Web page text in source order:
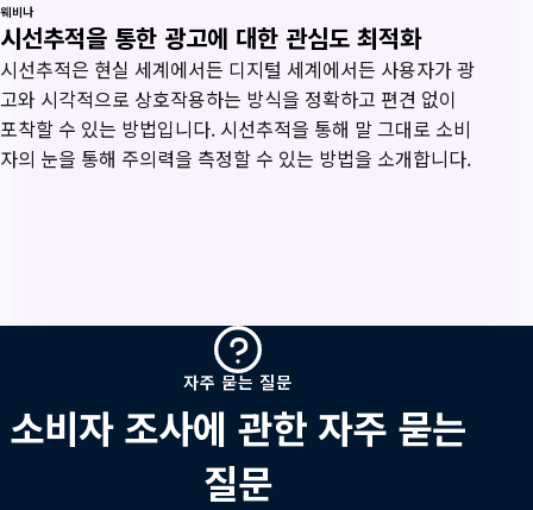
웨비나
시선추적을 통한 광고에 대한 관심도 최적화
시선추적은 현실 세계에서든 디지털 세계에서든 사용자가 광
고와 시각적으로 상호작용하는 방식을 정확하고 편견 없이
포착할 수 있는 방법입니다. 시선추적을 통해 말 그대로 소비
자의 눈을 통해 주의력을 측정할 수 있는 방법을 소개합니다.
주
는
자주 묻는 질문
소비자 조사에 관한 자주 묻는
질문